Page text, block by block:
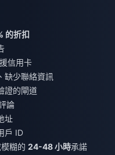
的折扣
信用卡
缺少聯絡資訊
證的閘道
論
址
戶 ID
糊的 24-48 小時承諾